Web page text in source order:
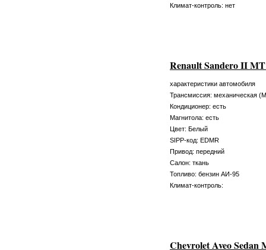
Климат-контроль: нет
Renault Sandero II
характеристики автомобиля
Трансмиссия: механическая
Кондиционер: есть
Магнитола: есть
Цвет: Белый
SIPP-код: EDMR
Привод: передний
Салон: ткань
Топливо: бензин АИ-95
Климат-контроль:
Chevrolet Aveo Sedan